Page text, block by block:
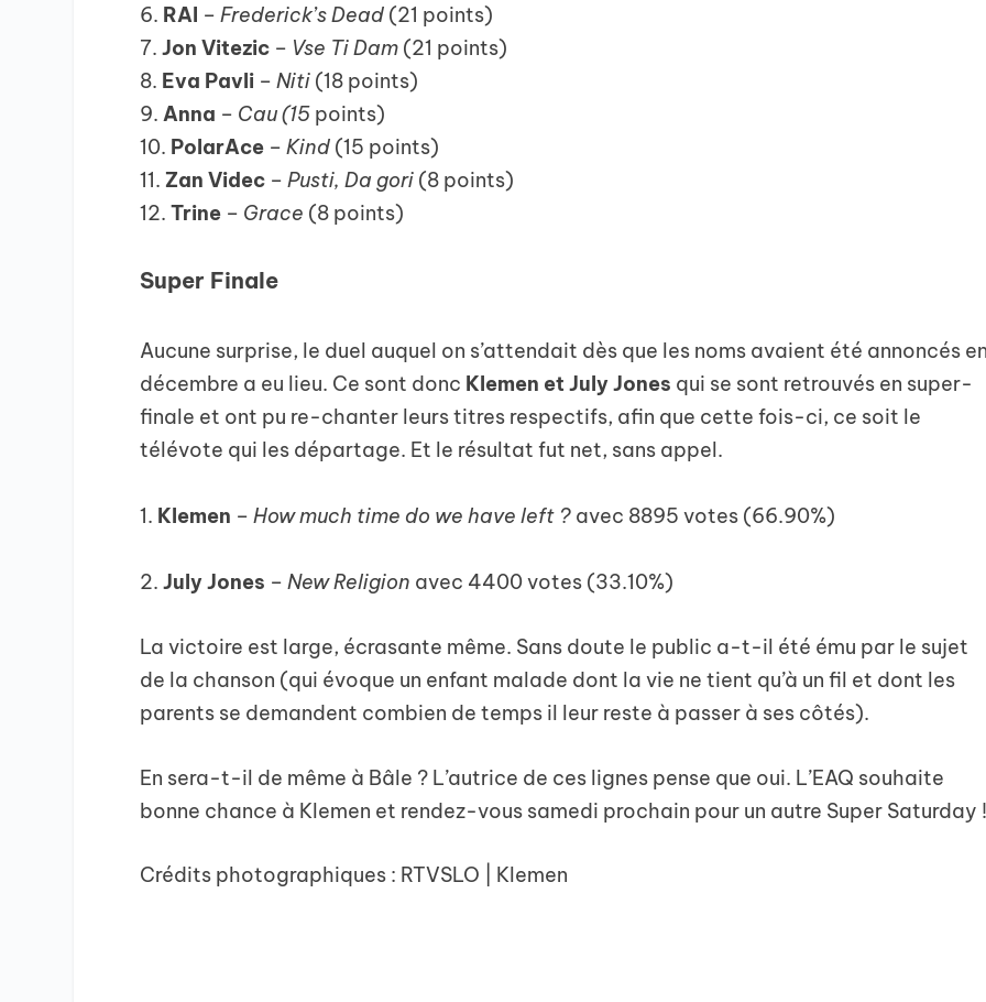
6. ⁠ RAI –Frederick’s Dead (21 points)
7. ⁠Jon Vitezic – Vse Ti Dam (21 points)
8. ⁠ Eva Pavli –Niti (18 points)
9. ⁠Anna – Cau (15 points)
10. ⁠ PolarAce –Kind (15 points)
11. ⁠Zan Videc –Pusti, Da gori (8 points)
12. ⁠Trine – Grace (8 points)
Super Finale
Aucune surprise, le duel auquel on s’attendait dès que les noms avaient été annoncés
décembre a eu lieu. Ce sont donc Klemen et July Jones qui se sont retrouvés en super-
finale et ont pu re-chanter leurs titres respectifs, afin que cette fois-ci, ce soit le
télévote qui les départage. Et le résultat fut net, sans appel.
1. Klemen –How much time do we have left ? avec 8895 votes (66.90%)
2. ⁠July Jones –New Religion avec 4400 votes (33.10%)
La victoire est large, écrasante même. Sans doute le public a-t-il été ému par le sujet
de la chanson (qui évoque un enfant malade dont la vie ne tient qu’à un fil et dont les
parents se demandent combien de temps il leur reste à passer à ses côtés).
En sera-t-il de même à Bâle ? L’autrice de ces lignes pense que oui. L’EAQ souhaite
bonne chance à Klemen et rendez-vous samedi prochain pour un autre Super Saturday
Crédits photographiques : RTVSLO | Klemen